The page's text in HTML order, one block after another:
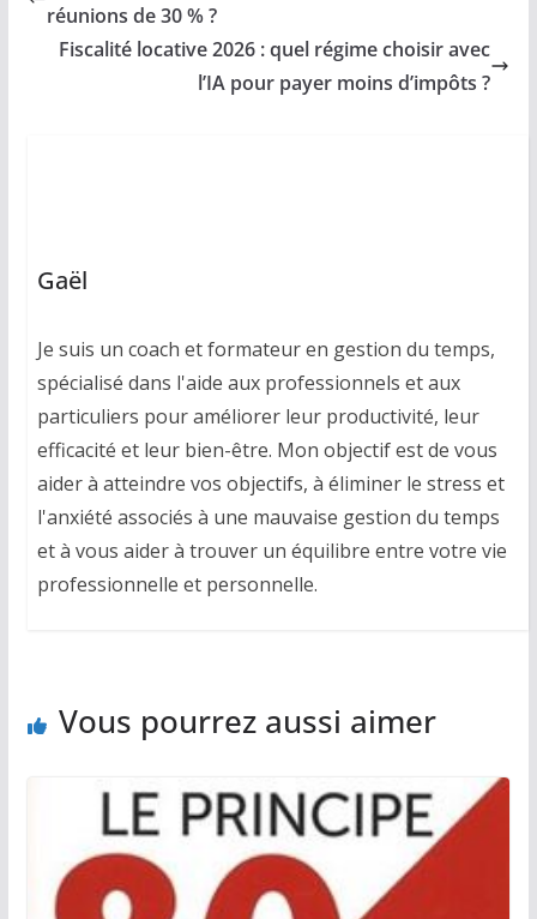
réunions de 30 % ?
Fiscalité locative 2026 : quel régime choisir avec
l’IA pour payer moins d’impôts ?
Gaël
Je suis un coach et formateur en gestion du temps,
spécialisé dans l'aide aux professionnels et aux
particuliers pour améliorer leur productivité, leur
efficacité et leur bien-être. Mon objectif est de vous
aider à atteindre vos objectifs, à éliminer le stress et
l'anxiété associés à une mauvaise gestion du temps
et à vous aider à trouver un équilibre entre votre vie
professionnelle et personnelle.
Vous pourrez aussi aimer